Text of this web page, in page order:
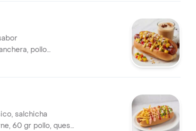
pollo
mozarella,
salchicha
60 gr pollo, queso